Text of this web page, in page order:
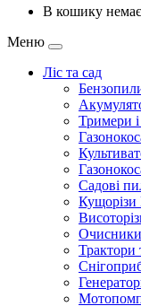
В кошику немає
Меню
Ліс та сад
Тримери
Садові
Кущорізи
Очисники
Трактори